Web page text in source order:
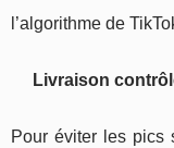
l’algorithme de
Livraison
Pour éviter les pics